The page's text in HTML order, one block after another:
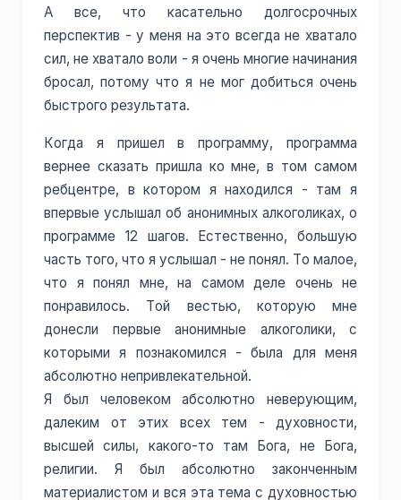
А все, что касательно долгосрочных
перспектив - у меня на это всегда не хватало
сил, не хватало воли - я очень многие начинания
бросал, потому что я не мог добиться очень
быстрого результата.
Когда я пришел в программу, программа
вернее сказать пришла ко мне, в том самом
ребцентре, в котором я находился - там я
впервые услышал об анонимных алкоголиках, о
программе 12 шагов. Естественно, большую
часть того, что я услышал - не понял. То малое,
что я понял мне, на самом деле очень не
понравилось. Той вестью, которую мне
донесли первые анонимные алкоголики, с
которыми я познакомился - была для меня
абсолютно непривлекательной.
Я был человеком абсолютно неверующим,
далеким от этих всех тем - духовности,
высшей силы, какого-то там Бога, не Бога,
религии. Я был абсолютно законченным
материалистом и вся эта тема с духовностью